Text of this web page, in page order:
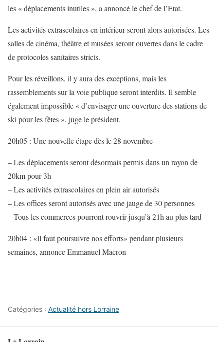
les « déplacements inutiles », a annoncé le chef de l’Etat.
Les activités extrascolaires en intérieur seront alors autorisées. Les
salles de cinéma, théâtre et musées seront ouvertes dans le cadre
de protocoles sanitaires stricts.
Pour les réveillons, il y aura des exceptions, mais les
rassemblements sur la voie publique seront interdits. Il semble
également impossible « d’envisager une ouverture des stations de
ski pour les fêtes », juge le président.
20h05 : Une nouvelle étape dès le 28 novembre
– Les déplacements seront désormais permis dans un rayon de
20km pour 3h
– Les activités extrascolaires en plein air autorisés
– Les offices seront autorisés avec une jauge de 30 personnes
– Tous les commerces pourront rouvrir jusqu’à 21h au plus tard
20h04 : «Il faut poursuivre nos efforts» pendant plusieurs
semaines, annonce Emmanuel Macron
Catégories : Actualité hors Lorraine